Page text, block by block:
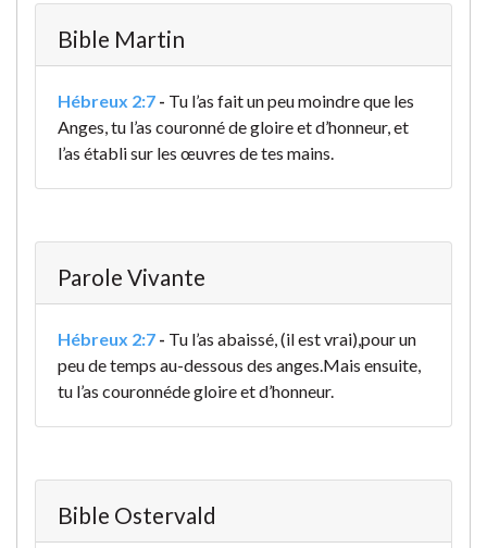
Bible Martin
Hébreux 2:7 - Tu l’as fait un peu moindre que les
Anges, tu l’as couronné de gloire et d’honneur, et
l’as établi sur les œuvres de tes mains.
Parole Vivante
Hébreux 2:7 - Tu l’as abaissé, (il est vrai),pour un
peu de temps au-dessous des anges.Mais ensuite,
tu l’as couronnéde gloire et d’honneur.
Bible Ostervald